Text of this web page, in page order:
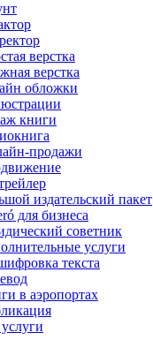
верстка
верстка
обложки
книги
продажи
издательский пакет
для бизнеса
советник
услуги
текста
в аэропортах